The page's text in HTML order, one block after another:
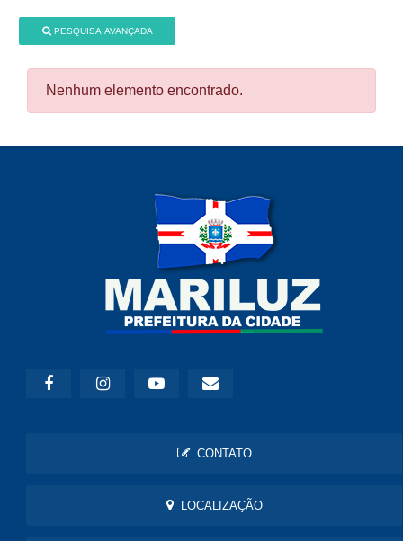
PESQUISA AVANÇADA
Nenhum elemento encontrado.
CONTATO
LOCALIZAÇÃO